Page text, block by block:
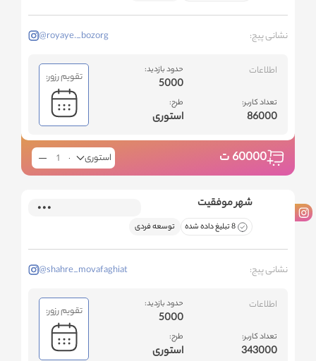
نشانی پیج: @royaye._bozorg
اطلاعات
تعداد کاربر:
86000
حدود بازدید:
5000
طرح:
استوری
تقویم رزور:
60000ت استوری
شهر موفقیت
8 تبلیغ داده شده توسعه فردی
نشانی پیج: @shahre_movafaghiat
اطلاعات
تعداد کاربر:
343000
حدود بازدید:
5000
طرح:
استوری
تقویم رزور: